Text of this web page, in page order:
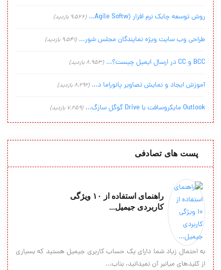
روش توسعه چابک نرم افزار (Agile Softw... (9,566 بازدید)
طراحی وب سایت ویژه نمایندگان مجلس شور... (9,541 بازدید)
BCC و CC در ارسال ایمیل چیست؟... (8,953 بازدید)
آموزش ایجاد و نمایش تصاویر پانوراما د... (8,292 بازدید)
Outlook مایکروسافت با Drive گوگل سازگ... (7,259 بازدید)
پست های تصادفی
راهنمای استفاده از ۱۰ ویژگی
کاربردی جیمیل...
به احتمال زیاد شما دارای یک حساب کاربری جیمیل هستید که بسیاری
از کلیدهای میانبر آن نمیدانید، بناب...